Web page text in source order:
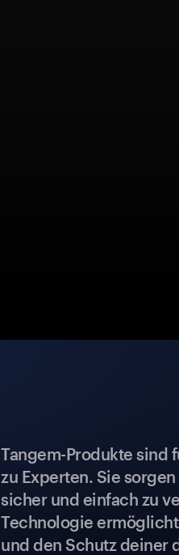
Tangem-Produkte sind
zu Experten. Sie
sicher und einfach zu
Technologie
und den Schutz deiner